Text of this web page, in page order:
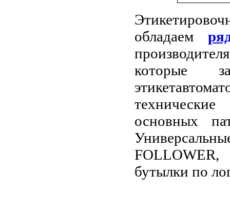
обладаем
которые
основных
бутылки по